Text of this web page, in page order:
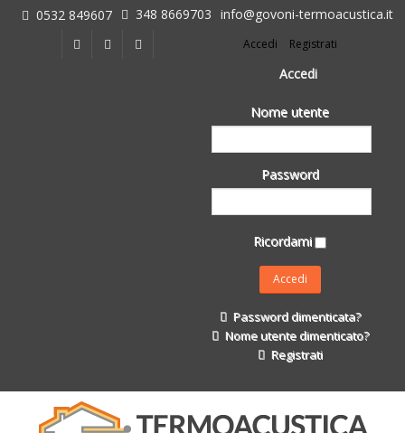
0532 849607 348 8669703 info@govoni-termoacustica.it
Accedi Registrati
Accedi
Nome utente
Password
Ricordami
Password dimenticata?
Nome utente dimenticato?
Registrati
L'azienda
Chi siamo
Fasi della Ricostruzione Post Terremoto
Impermeabilizzanti per l'edilizia
Isolanti Termici, cartongesso e sistemi a secco
Impermeabilizzanti per l'edilizia
Isolanti Termici, cartongesso e sistemi a secco